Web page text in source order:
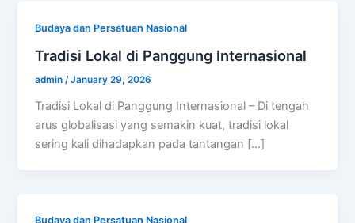
Budaya dan Persatuan Nasional
Tradisi Lokal di Panggung Internasional
admin /January 29, 2026
Tradisi Lokal di Panggung Internasional – Di tengah
arus globalisasi yang semakin kuat, tradisi lokal
sering kali dihadapkan pada tantangan […]
Budaya dan Persatuan Nasional